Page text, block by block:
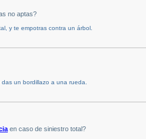
no aptas?
y te empotras contra un árbol.
un bordillazo a una rueda.
en caso de siniestro total?